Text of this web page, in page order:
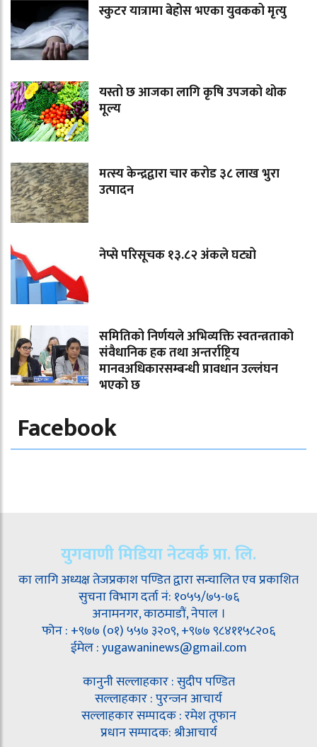
स्कुटर यात्रामा बेहोस भएका युवकको मृत्यु
यस्तो छ आजका लागि कृषि उपजको थोक
मूल्य
मत्स्य केन्द्रद्वारा चार करोड ३८ लाख भुरा
उत्पादन
नेप्से परिसूचक १३.८२ अंकले घट्यो
समितिको निर्णयले अभिव्यक्ति स्वतन्त्रताको
संवैधानिक हक तथा अन्तर्राष्ट्रिय
मानवअधिकारसम्बन्धी प्रावधान उल्लंघन
भएको छ
Facebook
युगवाणी मिडिया नेटवर्क प्रा. लि.
का लागि अध्यक्ष तेजप्रकाश पण्डित द्वारा सन्चालित एव प्रकाशित
सुचना विभाग दर्ता नं: १०५५/७५-७६
अनामनगर, काठमाडौं, नेपाल ।
फोन : +९७७ (०१) ५५७ ३२०९, +९७७ ९८४११५८२०६
ईमेल : yugawaninews@gmail.com
कानुनी सल्लाहकार : सुदीप पण्डित
सल्लाहकार : पुरन्जन आचार्य
सल्लाहकार सम्पादक : रमेश तूफान
प्रधान सम्पादक: श्रीआचार्य